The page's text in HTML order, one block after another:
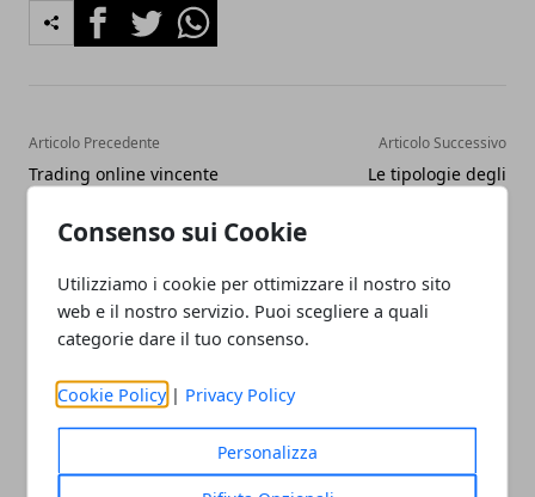
Consenso sui Cookie
Utilizziamo i cookie per ottimizzare il nostro sito
web e il nostro servizio. Puoi scegliere a quali
categorie dare il tuo consenso.
Cookie Policy | Privacy Policy
Personalizza
FacebookTwitterWhatsapp
Articolo Precedente
Trading online vincente
vediamo perché
Articolo Successivo
Le tipologie degli
scambiatore di calore
Redazione